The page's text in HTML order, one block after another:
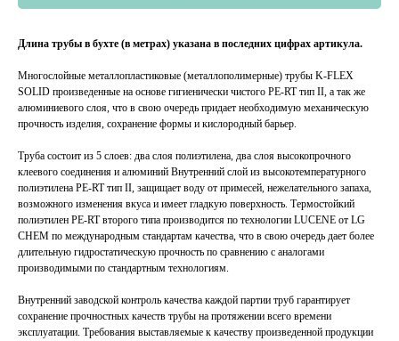
Длина трубы в бухте (в метрах) указана в последних цифрах артикула.
Многослойные металлопластиковые (металлополимерные) трубы K-FLEX
SOLID произведенные на основе гигиенически чистого PE-RT тип II, а так же
алюминиевого слоя, что в свою очередь придает необходимую механическую
прочность изделия, сохранение формы и кислородный барьер.
Труба состоит из 5 слоев: два слоя полиэтилена, два слоя высокопрочного
клеевого соединения и алюминий Внутренний слой из высокотемпературного
полиэтилена PE-RT тип II, защищает воду от примесей, нежелательного запаха,
возможного изменения вкуса и имеет гладкую поверхность. Термостойкий
полиэтилен PE-RT второго типа производится по технологии LUCENE от LG
CHEM по международным стандартам качества, что в свою очередь дает более
длительную гидростатическую прочность по сравнению с аналогами
производимыми по стандартным технологиям.
Внутренний заводской контроль качества каждой партии труб гарантирует
сохранение прочностных качеств трубы на протяжении всего времени
эксплуатации. Требования выставляемые к качеству произведенной продукции